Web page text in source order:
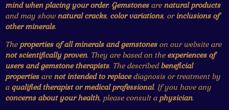
mind when placing your order. Gemstonesarenatural products
and may shownatural cracks, color variations, orinclusions of
other minerals.
The properties of all minerals and gemstoneson our website are
not scientifically proven. They are based on the experiences of
users and gemstone therapists. The describedbeneficial
propertiesarenot intended to replacediagnosis or treatment by
a qualified therapist or medical professional. If you have any
concerns about your health, please consult a physician.